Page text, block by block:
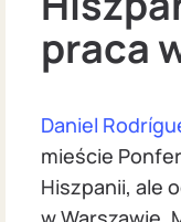
praca
Daniel
mieście
Hiszpanii, ale